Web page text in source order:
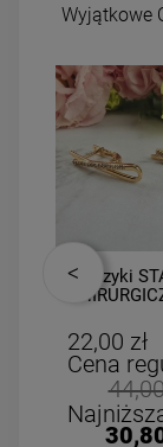
Wyjątkowe
Kolczyki
cyrkonie
22,00 zł
Cena